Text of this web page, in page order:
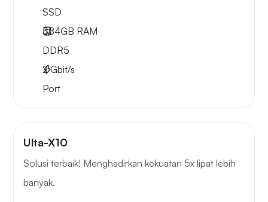
SSD
384GB RAM
DDR5
2Gbit/s
Port
Ulta-X10
Solusi terbaik! Menghadirkan kekuatan 5x lipat lebih
banyak.